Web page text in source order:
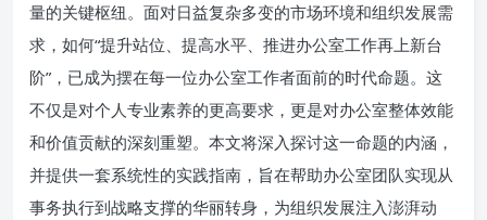
量的关键枢纽。面对日益复杂多变的市场环境和组织发展需
求，如何“提升站位、提高水平、推进办公室工作再上新台
阶”，已成为摆在每一位办公室工作者面前的时代命题。这
不仅是对个人专业素养的更高要求，更是对办公室整体效能
和价值贡献的深刻重塑。本文将深入探讨这一命题的内涵，
并提供一套系统性的实践指南，旨在帮助办公室团队实现从
事务执行到战略支撑的华丽转身，为组织发展注入澎湃动